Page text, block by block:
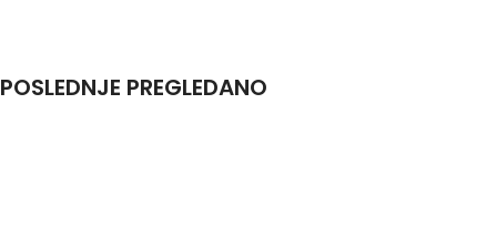
POSLEDNJE PREGLEDANO